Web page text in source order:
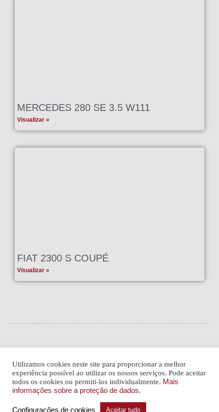
MERCEDES 280 SE 3.5 W111
Visualizar »
FIAT 2300 S COUPÉ
Visualizar »
Newsletter Notícia legalProteção de dados
Utilizamos cookies neste site para proporcionar a melhor
experiência possível ao utilizar os nossos serviços. Pode aceitar
todos os cookies ou permiti-los individualmente. Mais
informações sobre a proteção de dados.
Configurações de cookies Aceitar tudo